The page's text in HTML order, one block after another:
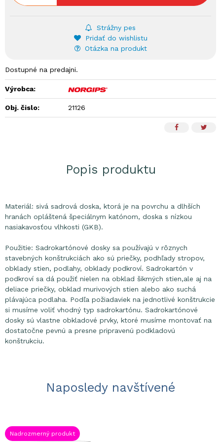
Strážny pes
Pridať do wishlistu
Otázka na produkt
Dostupné na predajni.
Výrobca:
Obj. čislo: 21126
Popis produktu
Materiál: sivá sadrová doska, ktorá je na povrchu a dlhších
hranách opláštená špeciálnym katónom, doska s nízkou
nasiakavosťou vlhkosti (GKB).
Použitie: Sadrokartónové dosky sa používajú v rôznych
stavebných konštrukciách ako sú priečky, podhľady stropov,
obklady stien, podlahy, obklady podkroví. Sadrokartón v
podkroví sa dá použiť nielen na obklad šikmých stien,ale aj na
deliace priečky, obklad murivových stien alebo ako suchá
plávajúca podlaha. Podľa požiadaviek na jednotlivé konštrukcie
si musíme voliť vhodný typ sadrokartónu. Sadrokartónové
dosky sú vlastne obkladové prvky, ktoré musíme montovať na
dostatočne pevnú a presne pripravenú podkladovú
konštrukciu.
Naposledy navštívené
Nadrozmerný produkt